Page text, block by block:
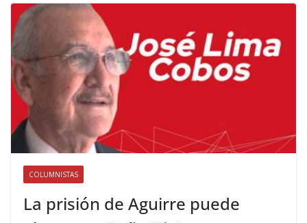
COLUMNISTAS
La prisión de Aguirre puede